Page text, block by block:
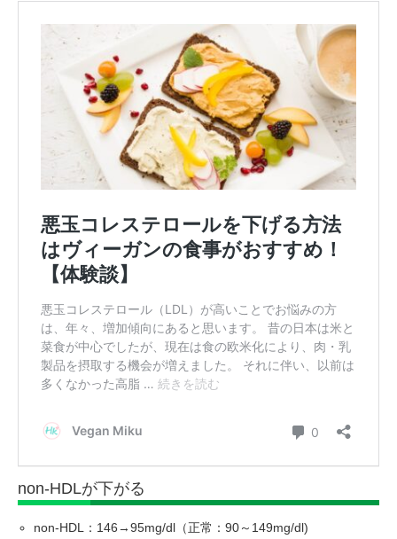
non-HDLが下がる
non-HDL：146→95mg/dl （正常：90～149mg/dl)